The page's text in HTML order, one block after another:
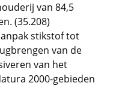
van 84,5
(35.208)
stikstof tot
van de
van het
2000-gebieden